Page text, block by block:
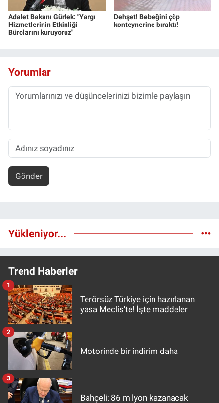
Adalet Bakanı Gürlek: "Yargı
Hizmetlerinin Etkinliği
Bürolarını kuruyoruz"
Dehşet! Bebeğini çöp
konteynerine bıraktı!
Yorumlar
Gönder
Yükleniyor...
Trend Haberler
Terörsüz Türkiye için hazırlanan
yasa Meclis'te! İşte maddeler
1
Motorinde bir indirim daha
2
Bahçeli: 86 milyon kazanacak
3